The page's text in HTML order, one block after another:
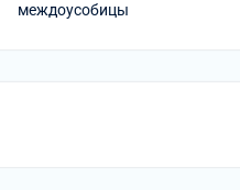
междоусобицы